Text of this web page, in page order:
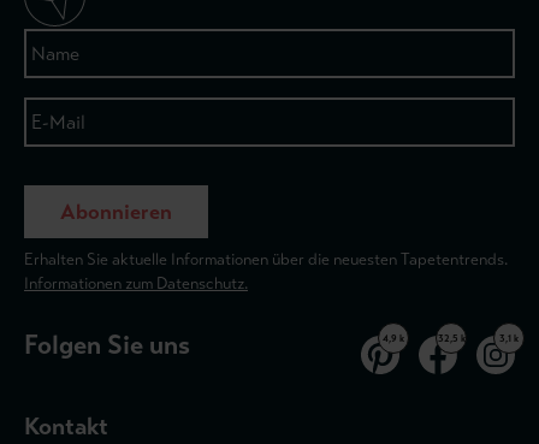
Abonnieren
Erhalten Sie aktuelle Informationen über die neuesten Tapetentrends.
Informationen zum Datenschutz.
Folgen Sie uns 4,9 k 32,5 k 3,1 k
Kontakt